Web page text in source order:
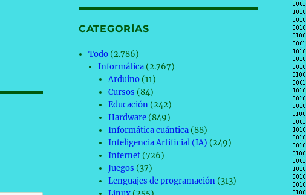
CATEGORÍAS
Todo (2.786)
Informática (2.767)
Arduino(11)
Cursos (84)
Educación(242)
Hardware(849)
Informática cuántica(88)
Inteligencia Artificial (IA) (249)
Internet(726)
Juegos (37)
Lenguajes de programación(313)